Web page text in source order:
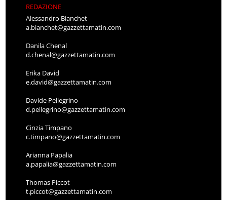
REDAZIONE
Alessandro Bianchet
a.bianchet@gazzettamatin.com
Danila Chenal
d.chenal@gazzettamatin.com
Erika David
e.david@gazzettamatin.com
Davide Pellegrino
d.pellegrino@gazzettamatin.com
Cinzia Timpano
c.timpano@gazzettamatin.com
Arianna Papalia
a.papalia@gazzettamatin.com
Thomas Piccot
t.piccot@gazzettamatin.com